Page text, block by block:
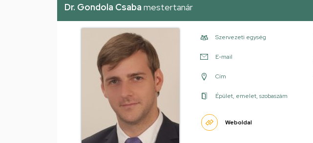
Dr. Gondola Csaba mestertanár
Szervezeti egység
E-mail
Cím
Épület, emelet, szobaszám
Weboldal